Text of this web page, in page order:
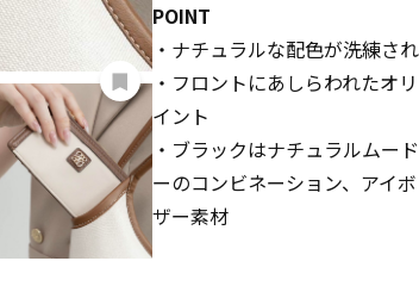
POINT
・ナチュラルな配色が洗練さ
・フロントにあしらわれたオ
イント
・ブラックはナチュラルムー
ーのコンビネーション、アイ
ザー素材